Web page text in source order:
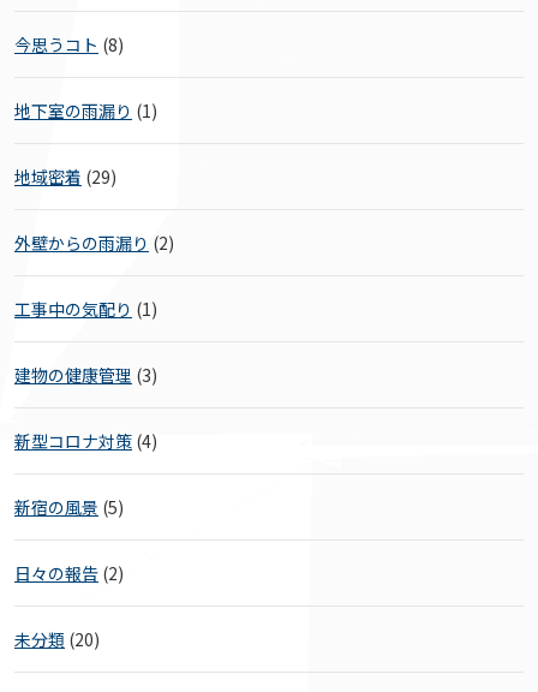
今思うコト (8)
地下室の雨漏り (1)
地域密着 (29)
外壁からの雨漏り (2)
工事中の気配り (1)
建物の健康管理 (3)
新型コロナ対策 (4)
新宿の風景 (5)
日々の報告 (2)
未分類 (20)